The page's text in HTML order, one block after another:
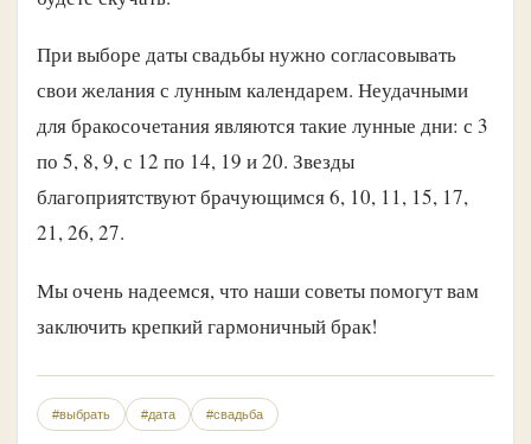
При выборе даты свадьбы нужно согласовывать
свои желания с лунным календарем. Неудачными
для бракосочетания являются такие лунные дни: с 3
по 5, 8, 9, с 12 по 14, 19 и 20. Звезды
благоприятствуют брачующимся 6, 10, 11, 15, 17,
21, 26, 27.
Мы очень надеемся, что наши советы помогут вам
заключить крепкий гармоничный брак!
#выбрать #дата #свадьба